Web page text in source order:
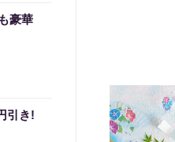
豪華
引き!